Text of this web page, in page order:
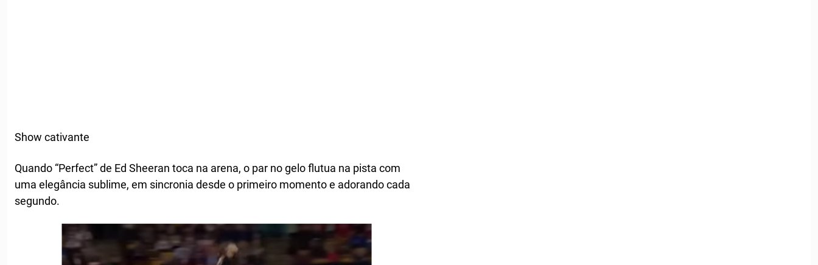
Show cativante
Quando “Perfect” de Ed Sheeran toca na arena, o par no gelo flutua na pista com
uma elegância sublime, em sincronia desde o primeiro momento e adorando cada
segundo.